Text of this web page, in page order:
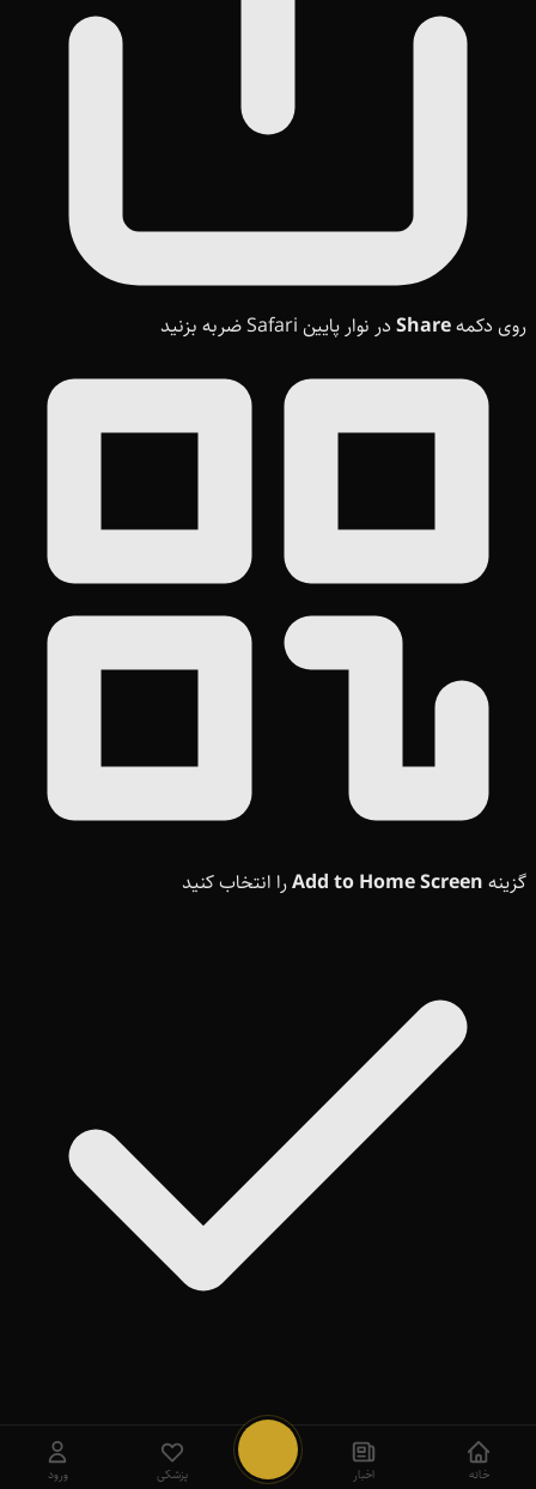
خانه اخبار پزشکی ورود
روی دکمهShare در نوار پایین Safari ضربه بزنید
گزینه Add to Home Screenرا انتخاب کنید
Add ضربه بزنید